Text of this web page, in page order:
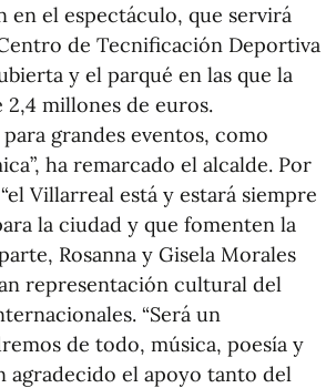
el espectáculo, que servirá
de Tecnificación Deportiva
y el parqué en las que la
millones de euros.
grandes eventos, como
ha remarcado el alcalde. Por
Villarreal está y estará siempre
la ciudad y que fomenten la
Rosanna y Gisela Morales
representación cultural del
“Será un
de todo, música, poesía y
agradecido el apoyo tanto del